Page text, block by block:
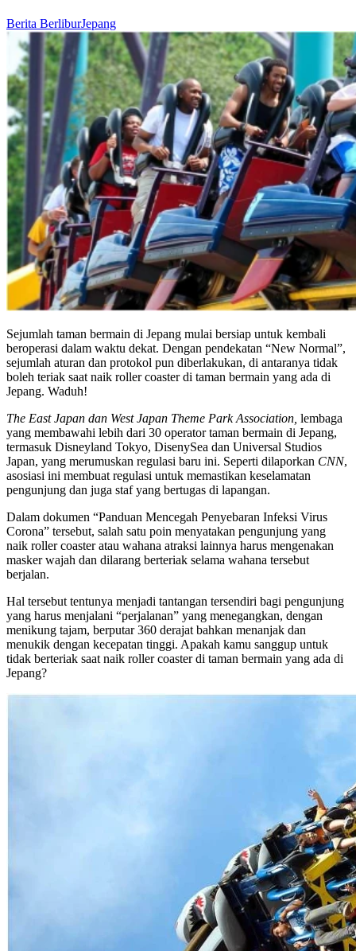
Berita BerliburJepang
Sejumlah taman bermain di Jepang mulai bersiap untuk kembali
beroperasi dalam waktu dekat. Dengan pendekatan “New Normal”,
sejumlah aturan dan protokol pun diberlakukan, di antaranya tidak
boleh teriak saat naik roller coaster di taman bermain yang ada di
Jepang. Waduh!
The East Japan dan West Japan Theme Park Association, lembaga
yang membawahi lebih dari 30 operator taman bermain di Jepang,
termasuk Disneyland Tokyo, DisenySea dan Universal Studios
Japan, yang merumuskan regulasi baru ini. Seperti dilaporkan CNN,
asosiasi ini membuat regulasi untuk memastikan keselamatan
pengunjung dan juga staf yang bertugas di lapangan.
Dalam dokumen “Panduan Mencegah Penyebaran Infeksi Virus
Corona” tersebut, salah satu poin menyatakan pengunjung yang
naik roller coaster atau wahana atraksi lainnya harus mengenakan
masker wajah dan dilarang berteriak selama wahana tersebut
berjalan.
Hal tersebut tentunya menjadi tantangan tersendiri bagi pengunjung
yang harus menjalani “perjalanan” yang menegangkan, dengan
menikung tajam, berputar 360 derajat bahkan menanjak dan
menukik dengan kecepatan tinggi. Apakah kamu sanggup untuk
tidak berteriak saat naik roller coaster di taman bermain yang ada di
Jepang?